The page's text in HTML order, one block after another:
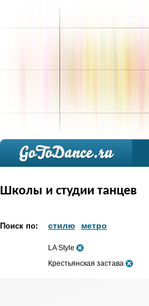
Школы и студии танцев
Поиск по: стилю метро
LA Style
Крестьянская застава